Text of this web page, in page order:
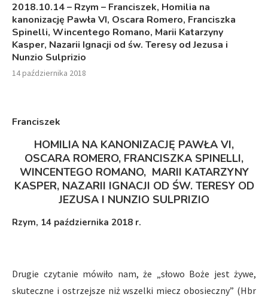
2018.10.14 – Rzym – Franciszek, Homilia na
kanonizację Pawła VI, Oscara Romero, Franciszka
Spinelli, Wincentego Romano, Marii Katarzyny
Kasper, Nazarii Ignacji od św. Teresy od Jezusa i
Nunzio Sulprizio
14 października 2018
Franciszek
HOMILIA NA KANONIZACJĘ PAWŁA VI,
OSCARA ROMERO, FRANCISZKA SPINELLI,
WINCENTEGO ROMANO, MARII KATARZYNY
KASPER, NAZARII IGNACJI OD ŚW. TERESY OD
JEZUSA I NUNZIO SULPRIZIO
Rzym, 14 października 2018 r.
Drugie czytanie mówiło nam, że „słowo Boże jest żywe,
skuteczne i ostrzejsze niż wszelki miecz obosieczny” (Hbr